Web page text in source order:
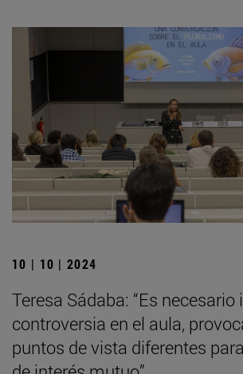
10 | 10 | 2024
Teresa Sádaba: “Es
controversia en el aula,
puntos de vista diferentes